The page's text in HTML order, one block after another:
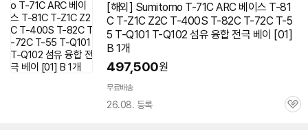
[해외] Sumitomo T-71C ARC 베이스 T-81
C T-Z1C Z2C T-400S T-82C T-72C T-5
5 T-Q101 T-Q102 섬유 융합 전극 베이 [01]
B 1개
497,500원
무료배송
26.08. 등록
관